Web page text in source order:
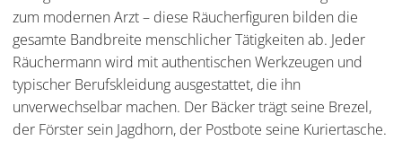
zum modernen Arzt – diese Räucherfiguren bilden die
gesamte Bandbreite menschlicher Tätigkeiten ab. Jeder
Räuchermann wird mit authentischen Werkzeugen und
typischer Berufskleidung ausgestattet, die ihn
unverwechselbar machen. Der Bäcker trägt seine Brezel,
der Förster sein Jagdhorn, der Postbote seine Kuriertasche.